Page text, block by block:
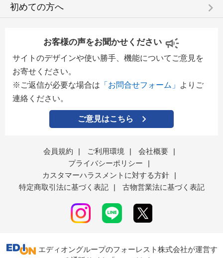
初めての方へ keyboard_arrow_right
お客様の声をお聞かせください
サイトのデザインや使い勝手、機能についてご意見を
お寄せください。
※ご返信が必要な場合は 「お問合せフォーム」
よりご
連絡ください。
ご意見はこちら
会員規約 | ご利用環境 | 会社概要
|
プライバシーポリシー
|
カスタマーハラスメントに対する方針
|
特定商取引法に基づく表記
| 古物営業法に基づく表記
エディオングループのフォーレスト株式会社が運営す